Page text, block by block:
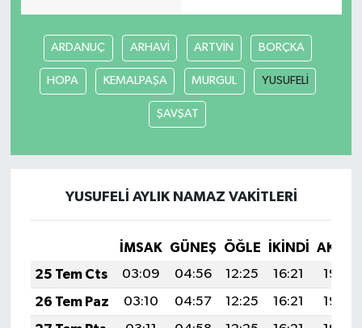
ARDANUÇ ARHAVİ ARTVİN BORÇKA
HOPA KEMALPAŞA MURGUL YUSUFELİ
ŞAVŞAT
YUSUFELİ AYLIK NAMAZ VAKITLERI
İMSAK GÜNEŞ ÖĞLE İKINDI
25 Tem Cts
03:09 04:56 12:25 16:21
19:44
26 Tem Paz
03:10 04:57 12:25 16:21
19:43
Akhisar Emlak
Ülke